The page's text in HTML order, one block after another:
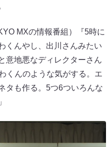
MXの情報番組）『5時に
くんやし、出川さんみたい
意地悪なディレクターさん
くんのような気がする。エ
タも作る。5つ6ついろんな